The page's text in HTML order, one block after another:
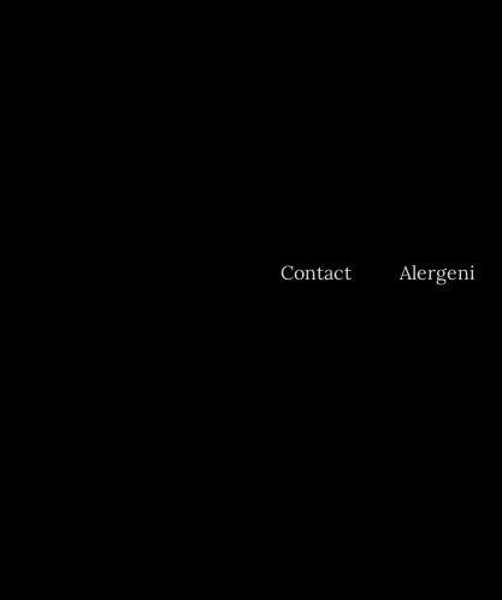
Contact Alergeni